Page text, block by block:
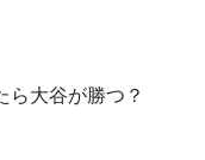
ら大谷が勝つ？